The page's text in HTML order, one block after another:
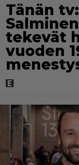
Tänän
tekevät
vuoden